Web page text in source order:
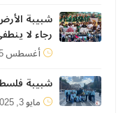
شبيبة
رجاء لا
أغسطس 5, 2025
شبيبة
مايو 3, 2025